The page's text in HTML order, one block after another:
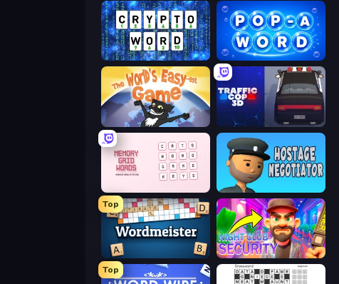
Cryptoword Pop-a-Word
Traffic Cop 3D
Hostage Negotiator
Top
Wordmeister Night Club Security
Top